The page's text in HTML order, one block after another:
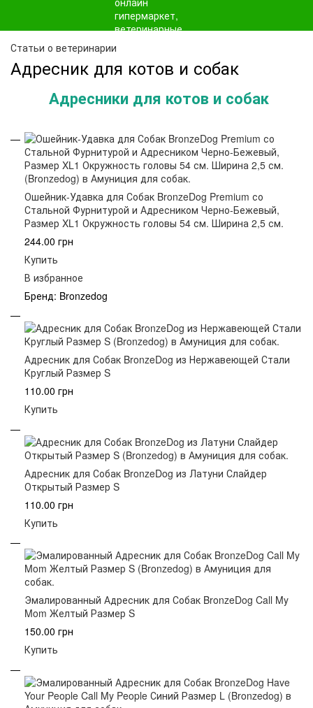
Статьи о ветеринарии
Адресник для котов и собак
Адресники для котов и собак
Ошейник-Удавка для Собак BronzeDog Premium со
Стальной Фурнитурой и Адресником Черно-Бежевый,
Размер XL1 Окружность головы 54 см. Ширина 2,5 см.
244.00 грн
Купить
В избранное
Бренд: Bronzedog
Адресник для Собак BronzeDog из Нержавеющей Стали
Круглый Размер S
110.00 грн
Купить
Адресник для Собак BronzeDog из Латуни Слайдер
Открытый Размер S
110.00 грн
Купить
Эмалированный Адресник для Собак BronzeDog Call My
Mom Желтый Размер S
150.00 грн
Купить